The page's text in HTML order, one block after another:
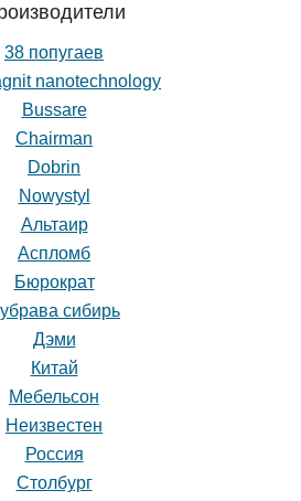
фея»
девочки
Цена: 13000 руб.
Купить
Каир
90 Дуб
Цена: 13418 руб.
Купить
38 попугаев
nanotechnology
Bussare
Chairman
Dobrin
Nowystyl
Альтаир
Аспломб
Бюрократ
сибирь
Дэми
Китай
Мебельсон
Неизвестен
Россия
Столбург